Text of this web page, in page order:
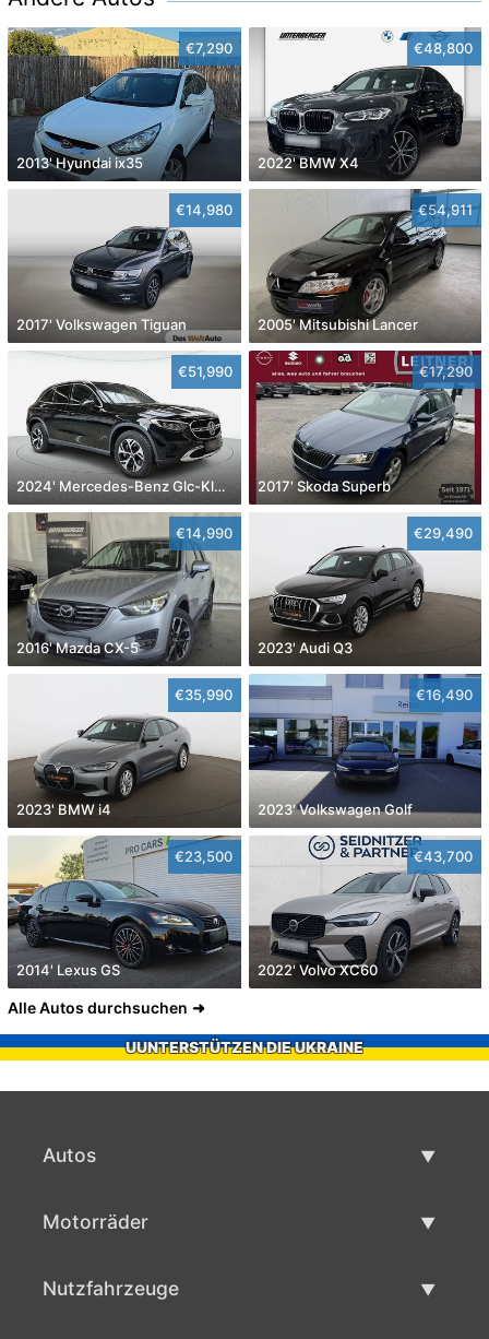
€7,290
2013' Hyundai ix35
€48,800
2022' BMW X4
€14,980
2017' Volkswagen Tiguan
€54,911
2005' Mitsubishi Lancer
€51,990
2024' Mercedes-Benz Glc-Klasse
€17,290
2017' Skoda Superb
€14,990
2016' Mazda CX-5
€29,490
2023' Audi Q3
€35,990
2023' BMW i4
€16,490
2023' Volkswagen Golf
€23,500
2014' Lexus GS
€43,700
2022' Volvo XC60
Alle Autos durchsuchen
UUNTERSTÜTZEN DIE UKRAINE
Autos
Motorräder
Nutzfahrzeuge